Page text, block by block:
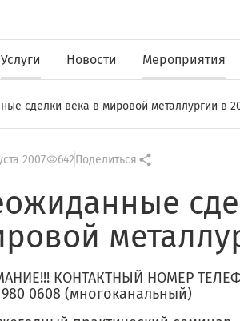
Услуги Новости Мероприятия
сделки века в мировой металлургии в
2007 642Поделиться
КОНТАКТНЫЙ НОМЕР
0608 (многоканальный)